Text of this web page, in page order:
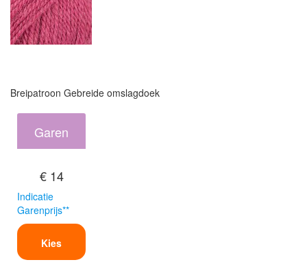
Breipatroon Gebreide omslagdoek
Garen
€ 14
Indicatie
Garenprijs**
Kies